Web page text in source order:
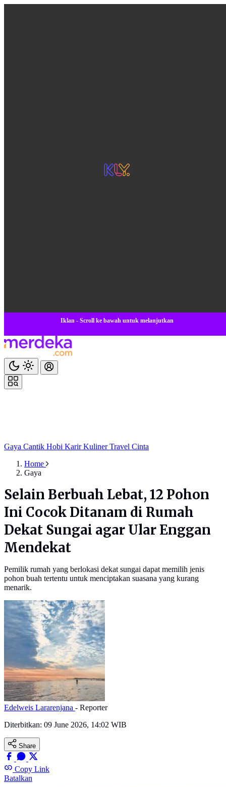
Iklan - Scroll ke bawah untuk melanjutkan
Gaya Cantik Hobi KarirKulinerTravel Cinta
Home
Gaya
Selain Berbuah Lebat, 12 Pohon
Ini Cocok Ditanam di Rumah
Dekat Sungai agar Ular Enggan
Mendekat
Pemilik rumah yang berlokasi dekat sungai dapat memilih jenis
pohon buah tertentu untuk menciptakan suasana yang kurang
menarik.
Edelweis Lararenjana - Reporter
Diterbitkan: 09 June 2026, 14:02 WIB
Share
Copy Link
Batalkan